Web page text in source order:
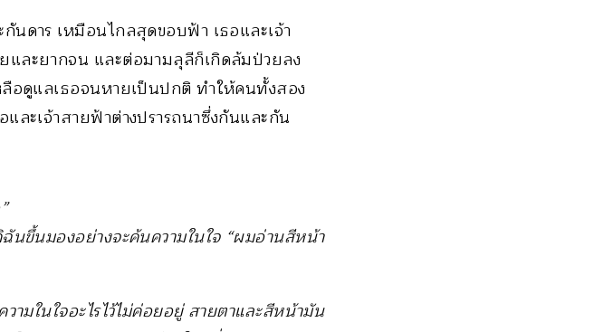
ดาร เหมือนไกลสุดขอบฟ้า เธอและเจ้า
และยากจน และต่อมามลุลีก็เกิดล้มป่วยลง
อดูแลเธอจนหายเป็นปกติ ทำให้คนทั้งสอง
ละเจ้าสายฟ้าต่างปรารถนาซึ่งกันและกัน
นขึ้นมองอย่างจะค้นความในใจ “ผมอ่านสีหน้า
มในใจอะไรไว้ไม่ค่อยอยู่ สายตาและสีหน้ามัน